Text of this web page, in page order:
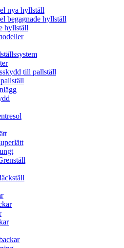
nya hyllställ
begagnade hyllställ
hyllställ
till pallställ